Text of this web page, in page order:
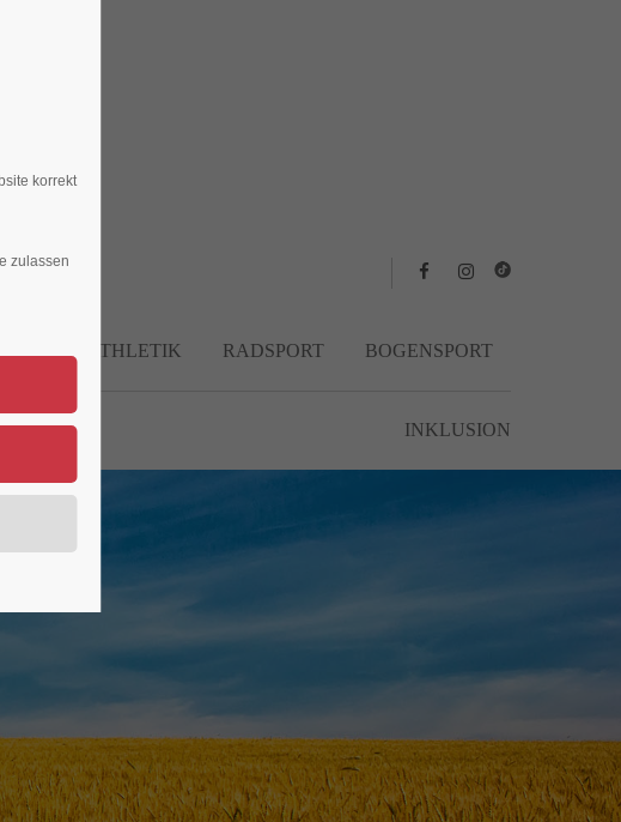
ridiculus mus. Donec quam felis, ultricies
LEICHTATHLETIK RADSPORT BOGENSPORT
INKLUSION
korrekt
zulassen